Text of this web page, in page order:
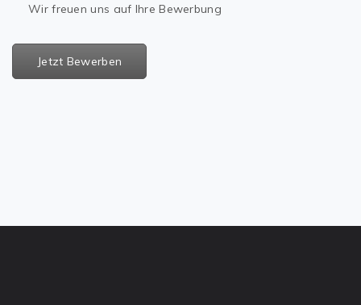
Wir freuen uns auf Ihre Bewerbung
Jetzt Bewerben